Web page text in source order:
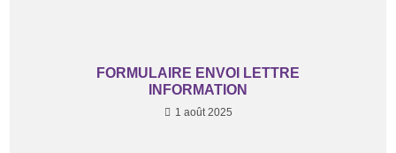
FORMULAIRE ENVOI LETTRE
INFORMATION
1 août 2025